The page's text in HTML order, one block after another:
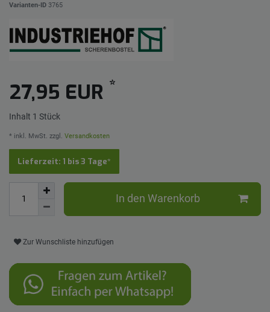
Varianten-ID 3765
27,95 EUR *
Inhalt 1 Stück
* inkl. MwSt. zzgl. Versandkosten
Lieferzeit: 1 bis 3 Tage*
In den Warenkorb
Zur Wunschliste hinzufügen